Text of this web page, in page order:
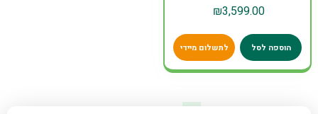
₪3,599.00
הוספה לסל לתשלום מיידי